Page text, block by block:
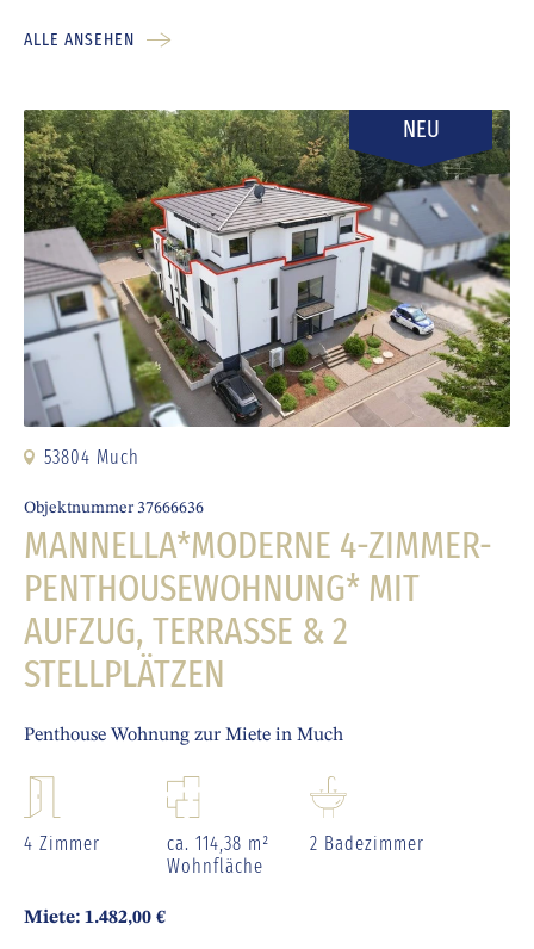
ALLE ANSEHEN
NEU
53804 Much
Objektnummer 37666636
MANNELLA*MODERNE 4-ZIMMER-
PENTHOUSEWOHNUNG* MIT
AUFZUG, TERRASSE & 2
STELLPLÄTZEN
Penthouse Wohnung zur Miete in Much
4 Zimmer
ca. 114,38 m²
Wohnfläche
2 Badezimmer
Miete: 1.482,00 €